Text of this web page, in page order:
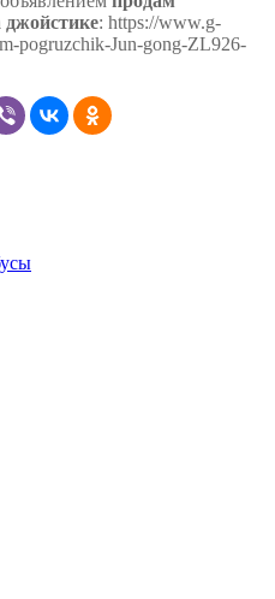
джойстике: https://www.g-
pogruzchik-Jun-gong-ZL926-